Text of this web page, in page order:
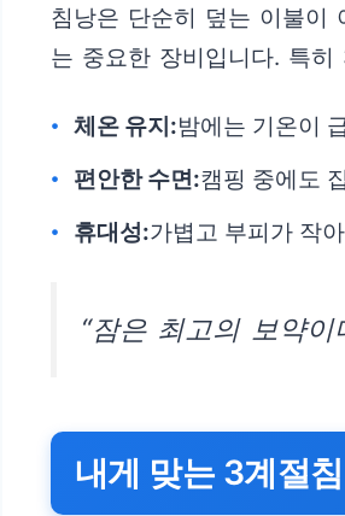
침낭은 단순히 덮는 이불이
는 중요한 장비입니다. 특
체온 유지:밤에는 기온이
편안한 수면:캠핑 중에도
휴대성:가볍고 부피가 작
“잠은 최고의 보약이
내게 맞는 3계절